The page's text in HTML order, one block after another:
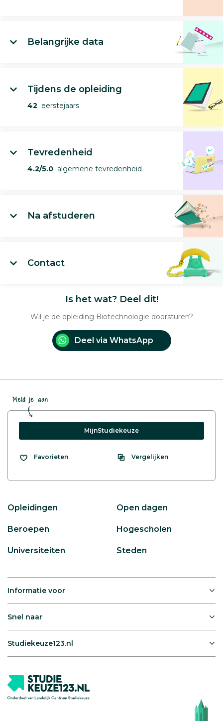
Belangrijke data
Tijdens de opleiding
42 eerstejaars
Tevredenheid
4.2/5.0 algemene tevredenheid
Na afstuderen
Contact
Is het wat? Deel dit!
Wil je de opleiding Biotechnologie doorsturen?
Deel via WhatsApp
Meld je aan
MijnStudiekeuze
Favorieten Vergelijken
Opleidingen Open dagen
Beroepen Hogescholen
Universiteiten Steden
Informatie voor
Snel naar
Studiekeuze123.nl